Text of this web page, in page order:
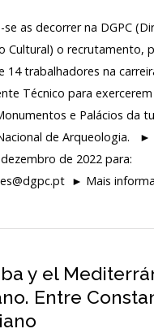
se as decorrer na DGPC
Cultural) o recrutamento,
14 trabalhadores na
Técnico para
e Palácios da
de Arqueologia. ►
de 2022 para:
► Mais
y el
Entre